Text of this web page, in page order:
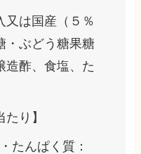
又は国産（５％
・ぶどう糖果糖
造酢、食塩、た
たり】
たんぱく質：